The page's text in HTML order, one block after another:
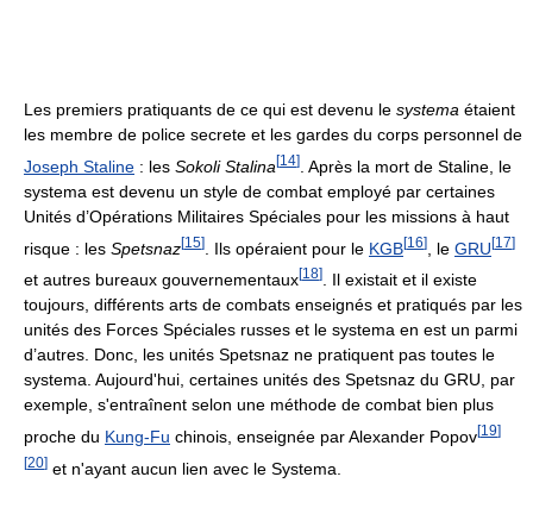
Les premiers pratiquants de ce qui est devenu le systema étaient
les membre de police secrete et les gardes du corps personnel de
Joseph Staline : les Sokoli Stalina[14] . Après la mort de Staline, le
systema est devenu un style de combat employé par certaines
Unités d’Opérations Militaires Spéciales pour les missions à haut
risque : les Spetsnaz[15] . Ils opéraient pour le KGB[16] , le GRU[17]
et autres bureaux gouvernementaux[18]
. Il existait et il existe
toujours, différents arts de combats enseignés et pratiqués par les
unités des Forces Spéciales russes et le systema en est un parmi
d’autres. Donc, les unités Spetsnaz ne pratiquent pas toutes le
systema. Aujourd'hui, certaines unités des Spetsnaz du GRU, par
exemple, s'entraînent selon une méthode de combat bien plus
proche du Kung-Fu chinois, enseignée par Alexander Popov[19]
[20] et n'ayant aucun lien avec le Systema.